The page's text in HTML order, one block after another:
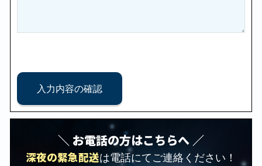
＼ お電話の方はこちらへ ／
深夜の緊急配送は電話にてご連絡ください！